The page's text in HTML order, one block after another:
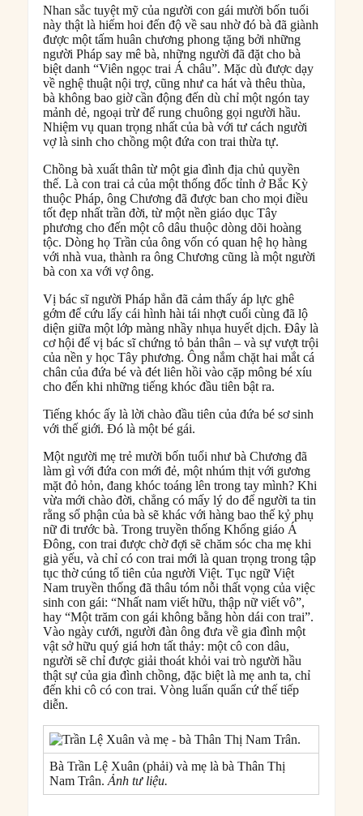
Nhan sắc tuyệt mỹ của người con gái mười bốn tuổi
này thật là hiếm hoi đến độ về sau nhờ đó bà đã giành
được một tấm huân chương phong tặng bởi những
người Pháp say mê bà, những người đã đặt cho bà
biệt danh “Viên ngọc trai Á châu”. Mặc dù được dạy
về nghệ thuật nội trợ, cũng như ca hát và thêu thùa,
bà không bao giờ cần động đến dù chỉ một ngón tay
mảnh dẻ, ngoại trừ để rung chuông gọi người hầu.
Nhiệm vụ quan trọng nhất của bà với tư cách người
vợ là sinh cho chồng một đứa con trai thừa tự.
Chồng bà xuất thân từ một gia đình địa chủ quyền
thế. Là con trai cả của một thống đốc tỉnh ở Bắc Kỳ
thuộc Pháp, ông Chương đã được ban cho mọi điều
tốt đẹp nhất trần đời, từ một nền giáo dục Tây
phương cho đến một cô dâu thuộc dòng dõi hoàng
tộc. Dòng họ Trần của ông vốn có quan hệ họ hàng
với nhà vua, thành ra ông Chương cũng là một người
bà con xa với vợ ông.
Vị bác sĩ người Pháp hẳn đã cảm thấy áp lực ghê
gớm để cứu lấy cái hình hài tái nhợt cuối cùng đã lộ
diện giữa một lớp màng nhầy nhụa huyết dịch. Đây là
cơ hội để vị bác sĩ chứng tỏ bản thân – và sự vượt trội
của nền y học Tây phương. Ông nắm chặt hai mắt cá
chân của đứa bé và đét liên hồi vào cặp mông bé xíu
cho đến khi những tiếng khóc đầu tiên bật ra.
Tiếng khóc ấy là lời chào đầu tiên của đứa bé sơ sinh
với thế giới. Đó là một bé gái.
Một người mẹ trẻ mười bốn tuổi như bà Chương đã
làm gì với đứa con mới đẻ, một nhúm thịt với gương
mặt đỏ hỏn, đang khóc toáng lên trong tay mình? Khi
vừa mới chào đời, chẳng có mấy lý do để người ta tin
rằng số phận của bà sẽ khác với hàng bao thế kỷ phụ
nữ đi trước bà. Trong truyền thống Khổng giáo Á
Đông, con trai được chờ đợi sẽ chăm sóc cha mẹ khi
già yếu, và chỉ có con trai mới là quan trọng trong tập
tục thờ cúng tổ tiên của người Việt. Tục ngữ Việt
Nam truyền thống đã thâu tóm nỗi thất vọng của việc
sinh con gái: “Nhất nam viết hữu, thập nữ viết vô”,
hay “Một trăm con gái không bằng hòn dái con trai”.
Vào ngày cưới, người đàn ông đưa về gia đình một
vật sở hữu quý giá hơn tất thảy: một cô con dâu,
người sẽ chỉ được giải thoát khỏi vai trò người hầu
thật sự của gia đình chồng, đặc biệt là mẹ anh ta, chỉ
đến khi cô có con trai. Vòng luẩn quẩn cứ thế tiếp
diễn.
Bà Trần Lệ Xuân (phải) và mẹ là bà Thân Thị
Nam Trân.Ảnh tư liệu.